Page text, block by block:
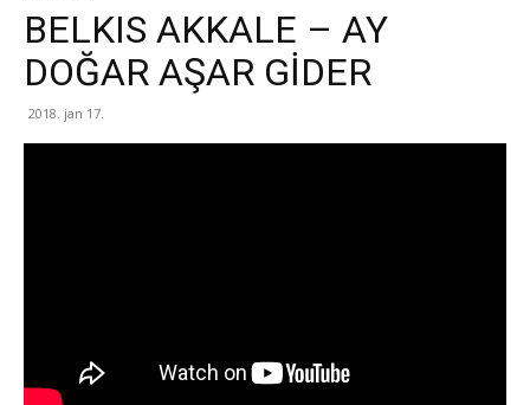
BELKIS AKKALE – AY
DOĞAR AŞAR GİDER
2018. jan 17.